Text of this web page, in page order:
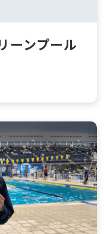
ーンプール